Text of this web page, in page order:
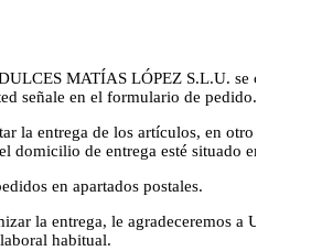
MATÍAS LÓPEZ S.L.U. se
señale en el formulario de pedido.
la entrega de los artículos, en otro
domicilio de entrega esté situado en
en apartados postales.
la entrega, le agradeceremos a Usted
habitual.